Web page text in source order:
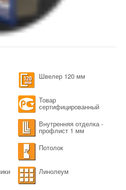
Швелер 120 мм
Товар
сертифицированный
Внутренняя отделка -
профлист 1 мм
Потолок
Линолеум